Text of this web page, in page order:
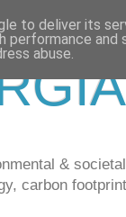
&
carbon
to deliver its
performance
abuse.